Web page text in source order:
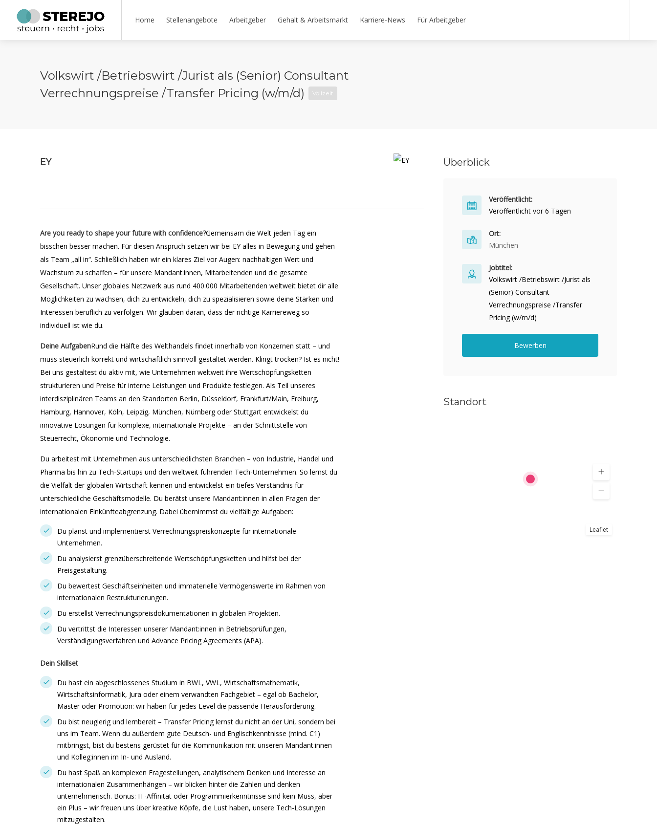
Home Stellenangebote Arbeitgeber Gehalt & Arbeitsmarkt Karriere-News Für Arbeitgeber
Volkswirt /Betriebswirt /Jurist als (Senior) Consultant
Verrechnungspreise /Transfer Pricing (w/m/d)
Vollzeit
EY
Are you ready to shape your future with confidence?Gemeinsam die Welt jeden Tag ein
bisschen besser machen. Für diesen Anspruch setzen wir bei EY alles in Bewegung und gehen
als Team „all in“. Schließlich haben wir ein klares Ziel vor Augen: nachhaltigen Wert und
Wachstum zu schaffen – für unsere Mandant:innen, Mitarbeitenden und die gesamte
Gesellschaft. Unser globales Netzwerk aus rund 400.000 Mitarbeitenden weltweit bietet dir alle
Möglichkeiten zu wachsen, dich zu entwickeln, dich zu spezialisieren sowie deine Stärken und
Interessen beruflich zu verfolgen. Wir glauben daran, dass der richtige Karriereweg so
individuell ist wie du.
Deine AufgabenRund die Hälfte des Welthandels findet innerhalb von Konzernen statt – und
muss steuerlich korrekt und wirtschaftlich sinnvoll gestaltet werden. Klingt trocken? Ist es nicht!
Bei uns gestaltest du aktiv mit, wie Unternehmen weltweit ihre Wertschöpfungsketten
strukturieren und Preise für interne Leistungen und Produkte festlegen. Als Teil unseres
interdisziplinären Teams an den Standorten Berlin, Düsseldorf, Frankfurt/Main, Freiburg,
Hamburg, Hannover, Köln, Leipzig, München, Nürnberg oder Stuttgart entwickelst du
innovative Lösungen für komplexe, internationale Projekte – an der Schnittstelle von
Steuerrecht, Ökonomie und Technologie.
Du arbeitest mit Unternehmen aus unterschiedlichsten Branchen – von Industrie, Handel und
Pharma bis hin zu Tech-Startups und den weltweit führenden Tech-Unternehmen. So lernst du
die Vielfalt der globalen Wirtschaft kennen und entwickelst ein tiefes Verständnis für
unterschiedliche Geschäftsmodelle. Du berätst unsere Mandant:innen in allen Fragen der
internationalen Einkünfteabgrenzung. Dabei übernimmst du vielfältige Aufgaben:
Du planst und implementierst Verrechnungspreiskonzepte für internationale
Unternehmen.
Du analysierst grenzüberschreitende Wertschöpfungsketten und hilfst bei der
Preisgestaltung.
Du bewertest Geschäftseinheiten und immaterielle Vermögenswerte im Rahmen von
internationalen Restrukturierungen.
Du erstellst Verrechnungspreisdokumentationen in globalen Projekten.
Du vertrittst die Interessen unserer Mandant:innen in Betriebsprüfungen,
Verständigungsverfahren und Advance Pricing Agreements (APA).
Dein Skillset
Du hast ein abgeschlossenes Studium in BWL, VWL, Wirtschaftsmathematik,
Wirtschaftsinformatik, Jura oder einem verwandten Fachgebiet – egal ob Bachelor,
Master oder Promotion: wir haben für jedes Level die passende Herausforderung.
Du bist neugierig und lernbereit – Transfer Pricing lernst du nicht an der Uni, sondern bei
uns im Team. Wenn du außerdem gute Deutsch- und Englischkenntnisse (mind. C1)
mitbringst, bist du bestens gerüstet für die Kommunikation mit unseren Mandant:innen
und Kolleg:innen im In- und Ausland.
Du hast Spaß an komplexen Fragestellungen, analytischem Denken und Interesse an
internationalen Zusammenhängen – wir blicken hinter die Zahlen und denken
unternehmerisch. Bonus: IT-Affinität oder Programmierkenntnisse sind kein Muss, aber
ein Plus – wir freuen uns über kreative Köpfe, die Lust haben, unsere Tech-Lösungen
mitzugestalten.
Überblick
Veröffentlicht:
Veröffentlicht vor 6 Tagen
Ort:
München
Jobtitel:
Volkswirt /Betriebswirt /Jurist als
(Senior) Consultant
Verrechnungspreise /Transfer
Pricing (w/m/d)
Bewerben
Standort
Leaflet